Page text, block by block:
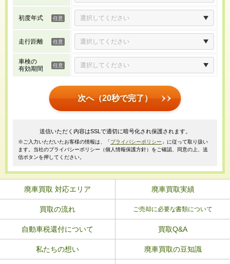
初度年式
走行距離
車検の
有効期間
次へ（20秒で完了）
送信いただく内容はSSLで適切に暗号化され保護されます。
※ご入力いただいたお客様の情報は、「 プライバシーポリシー 」に従って取り扱い
ます。当社のプライバシーポリシー（個人情報保護方針）をご確認、同意の上、送
信ボタンを押してください。
廃車買取 対応エリア 廃車買取実績
買取の流れ ご売却に必要な書類について
自動車税還付について 買取Q&A
私たちの想い 廃車買取の豆知識